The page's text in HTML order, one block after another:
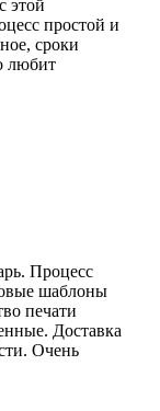
этой
простой и
сроки
любит
Процесс
шаблоны
печати
Доставка
Очень